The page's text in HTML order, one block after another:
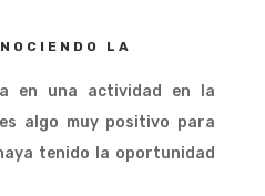
LA
en una actividad en la
algo muy positivo para
tenido la oportunidad